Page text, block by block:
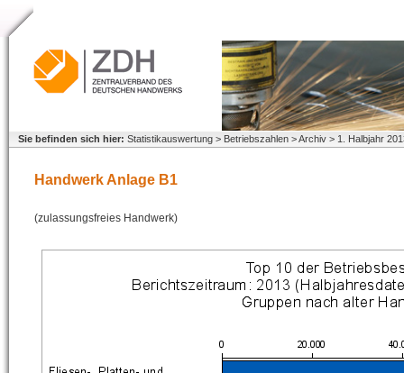
Sie befinden sich hier: Statistikauswertung > Betriebszahlen > Archiv > 1. Halbjahr
Handwerk Anlage B1
(zulassungsfreies Handwerk)